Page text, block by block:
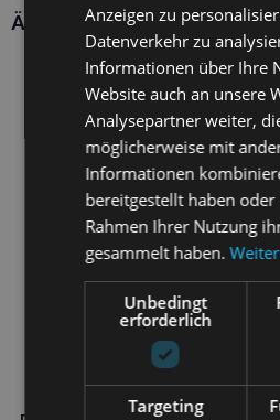
Ähnliche Produkte
Anzeigen zu
Datenverkehr zu
Informationen über Ihre
Website auch an unsere
Analysepartner weiter,
möglicherweise mit
Informationen
bereitgestellt haben oder
Rahmen Ihrer Nutzung
gesammelt haben.
Unbedingt
erforderlich
Targeting